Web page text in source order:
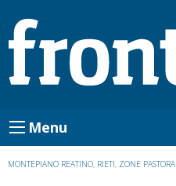
Menu
MONTEPIANO REATINO, RIETI, ZONE